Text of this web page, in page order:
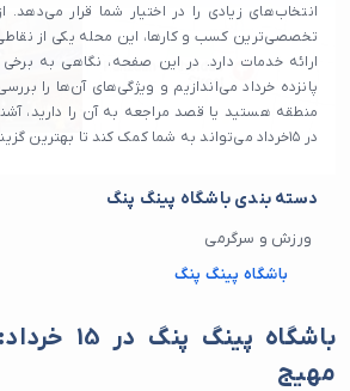
انتخاب‌های زیادی را در اختیار شما قرار می‌دهد.
تخصصی‌ترین کسب و کارها، این محله یکی از
ارائه خدمات دارد. در این صفحه، نگاهی به
پانزده خرداد می‌اندازیم و ویژگی‌های آن‌ها را
منطقه هستید یا قصد مراجعه به آن را دارید،
در ۱۵خرداد می‌تواند به شما کمک کند تا بهترین گزینه‌ها را انتخاب کنید.
دسته بندی باشگاه پینگ پنگ
ورزش و سرگرمی
باشگاه پینگ پنگ
باشگاه
مهیج